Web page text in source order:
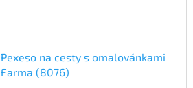
Pexeso na cesty s omalovánkami
Farma (8076)